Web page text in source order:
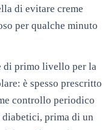
di evitare creme
per qualche minuto
di primo livello per la
è spesso prescritto
controllo periodico
prima di un